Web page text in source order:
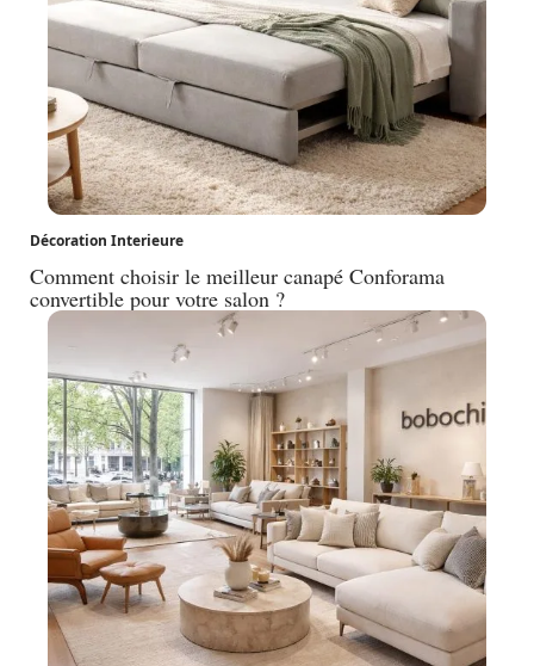
Décoration Interieure
Comment choisir le meilleur canapé Conforama
convertible pour votre salon ?